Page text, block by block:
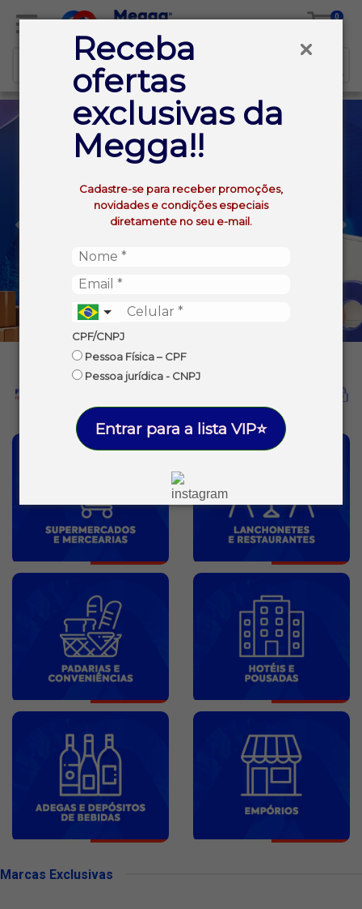
Receba
ofertas
exclusivas da
Megga!!
Cadastre-se para receber promoções,
novidades e condições especiais
diretamente no seu e-mail.
CPF/CNPJ
Pessoa Física – CPF
Pessoa jurídica - CNPJ
Entrar para a lista VIP⭐
0
Marcas Exclusivas